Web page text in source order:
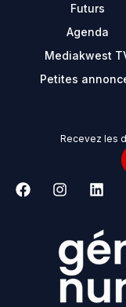
Futurs
Agenda
Mediakwest
Petites
Recevez les